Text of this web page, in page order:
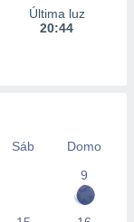
Última luz
20:44
Sáb
Domo
9